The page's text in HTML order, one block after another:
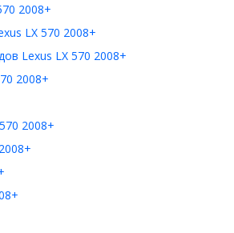
2008+
LX 570 2008+
Lexus LX 570 2008+
2008+
2008+